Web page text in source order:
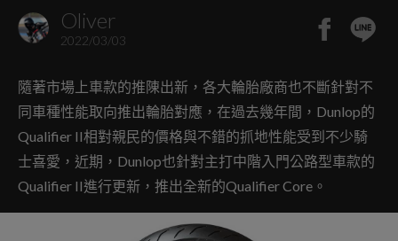
Oliver
2022/03/03
隨著市場上車款的推陳出新，各大輪胎廠商也不斷針對不
同車種性能取向推出輪胎對應，在過去幾年間，Dunlop的
Qualifier II相對親民的價格與不錯的抓地性能受到不少騎
士喜愛，近期，Dunlop也針對主打中階入門公路型車款的
Qualifier II進行更新，推出全新的Qualifier Core。